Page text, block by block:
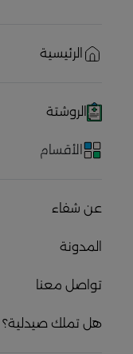
الرئيسية
الروشتة
الأقسام
عن شفاء
المدونة
تواصل معنا
هل تملك صيدلية؟